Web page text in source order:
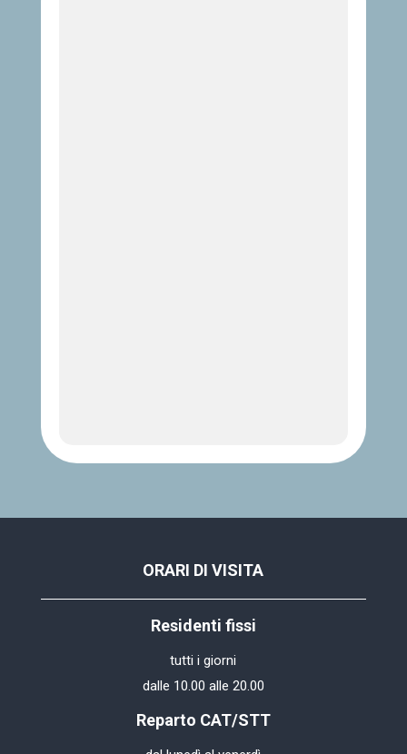
ORARI DI VISITA
Residenti fissi
tutti i giorni
dalle 10.00 alle 20.00
Reparto CAT/STT